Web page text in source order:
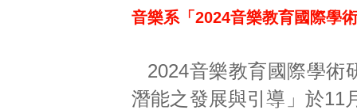
音樂系「2024音樂教育國際學
2024音樂教育國際學術
潛能之發展與引導」於11